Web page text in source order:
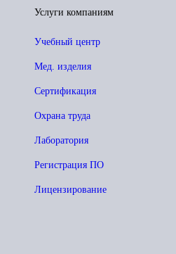
Услуги компаниям
Учебный центр
Мед. изделия
Сертификация
Охрана труда
Лаборатория
Регистрация ПО
Лицензирование